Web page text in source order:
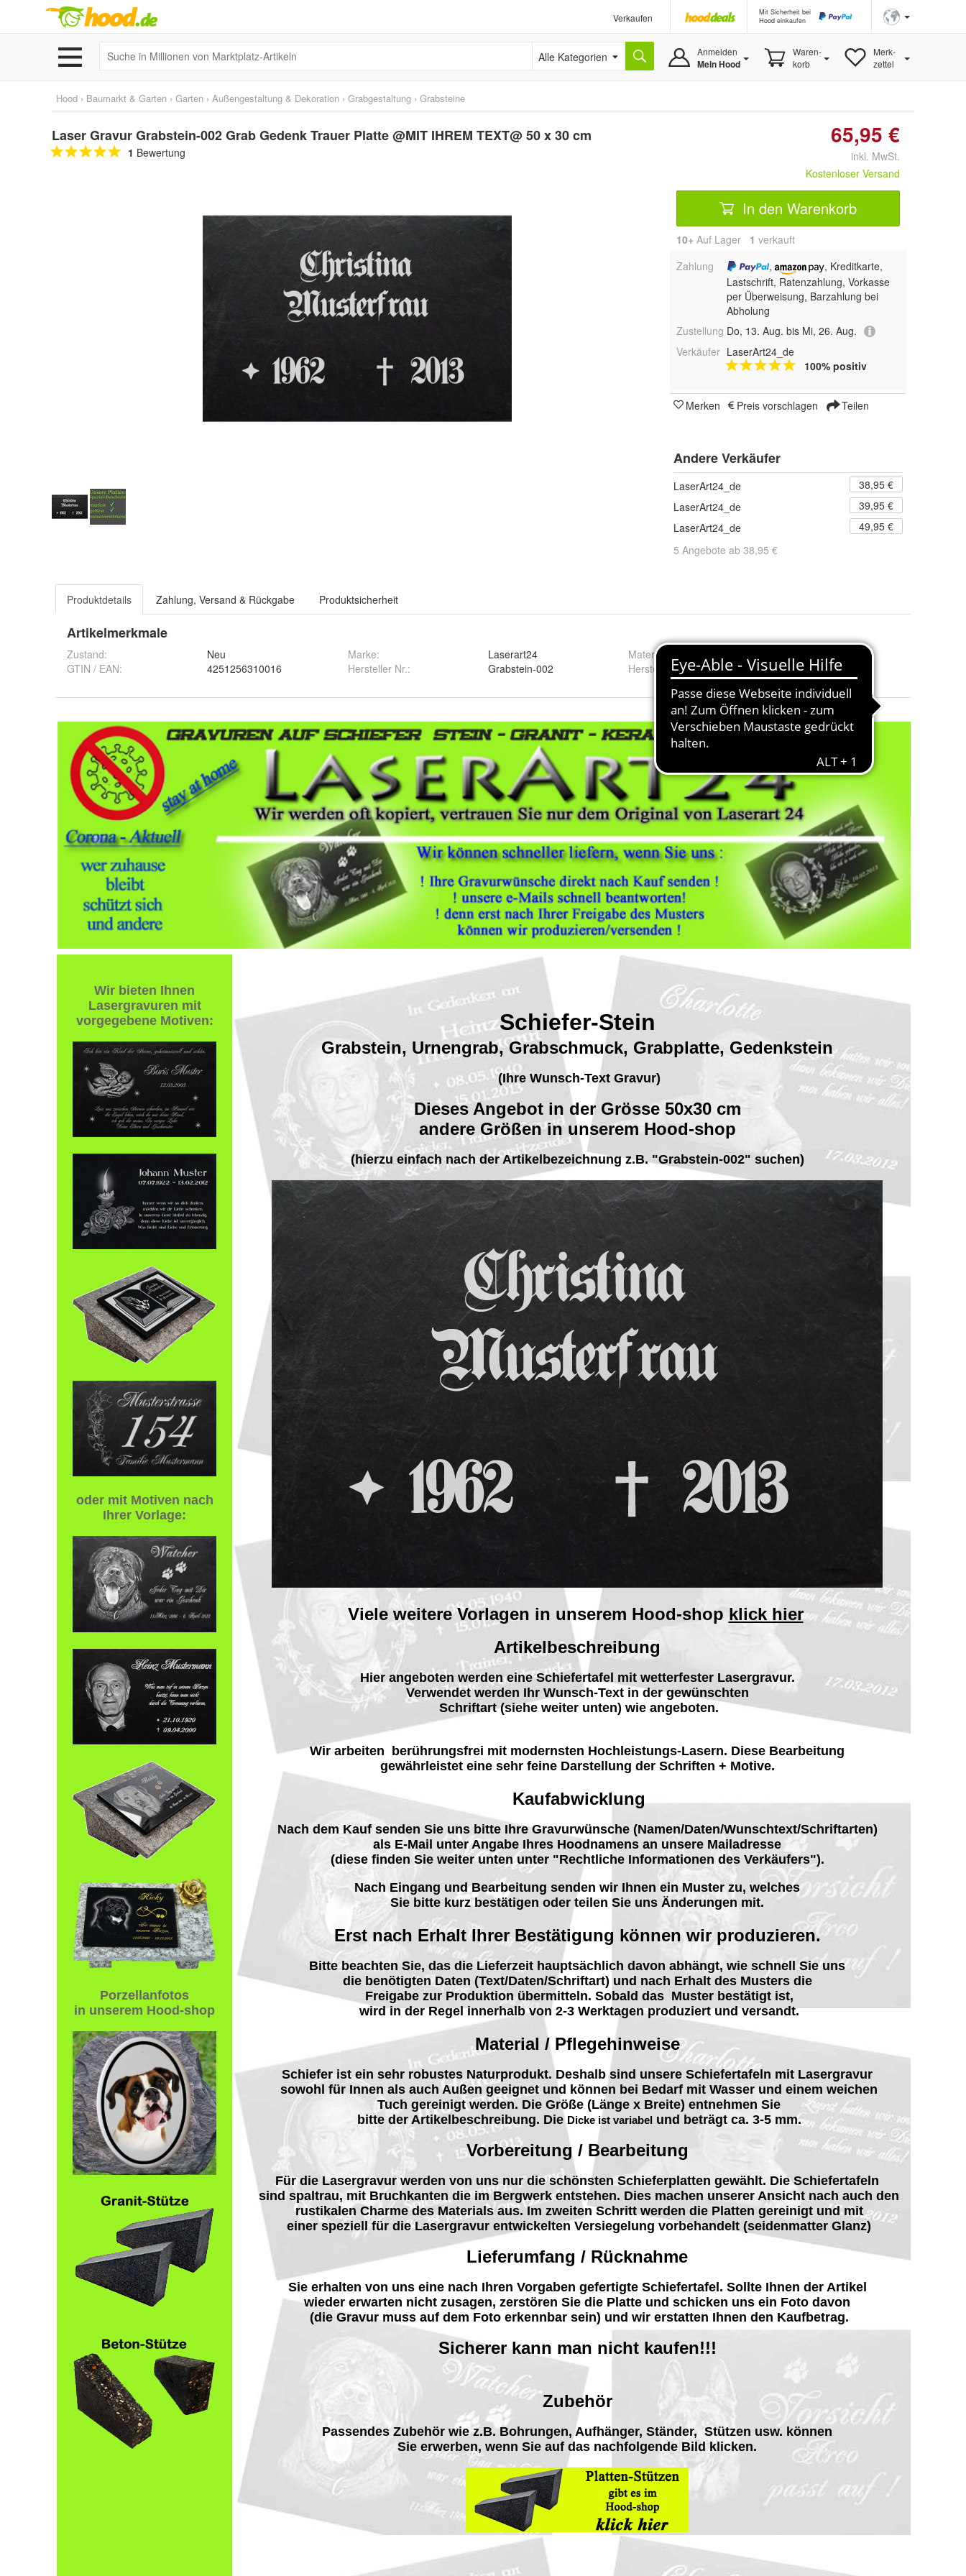
Verkaufen
Mit Sicherheit bei
Hood einkaufen
Alle Kategorien Anmelden
Mein Hood
Waren-
korb
Merk-
zettel
Hood › Baumarkt & Garten › Garten › Außengestaltung & Dekoration › Grabgestaltung › Grabsteine
Laser Gravur Grabstein-002 Grab Gedenk Trauer Platte @MIT IHREM TEXT@ 50 x 30 cm
1 Bewertung
65,95 €
inkl. MwSt.
Kostenloser Versand
In den Warenkorb
10+ Auf Lager 1 verkauft
Zahlung
,
, Kreditkarte,
Lastschrift, Ratenzahlung, Vorkasse
per Überweisung, Barzahlung bei
Abholung
Zustellung Do, 13. Aug. bis Mi, 26. Aug.
Verkäufer LaserArt24_de
100% positiv
Merken Preis vorschlagen Teilen
Andere Verkäufer
LaserArt24_de
38,95 €
LaserArt24_de
39,95 €
LaserArt24_de
49,95 €
5 Angebote ab 38,95 €
Produktdetails Zahlung, Versand & Rückgabe Produktsicherheit
Artikelmerkmale
Zustand:
Neu
GTIN / EAN:
4251256310016
Marke:
Laserart24
Hersteller Nr.:
Grabstein-002
Material
Herstellungsland und -region: Deutschland